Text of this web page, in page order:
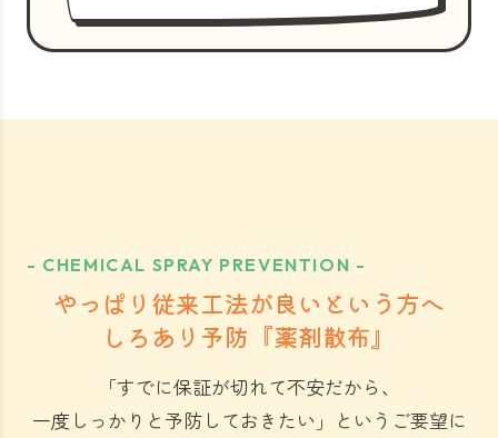
- CHEMICAL SPRAY PREVENTION -
やっぱり従来工法が良いという方へ
しろあり予防『薬剤散布』
「すでに保証が切れて不安だから、
一度しっかりと予防しておきたい」 というご要望に